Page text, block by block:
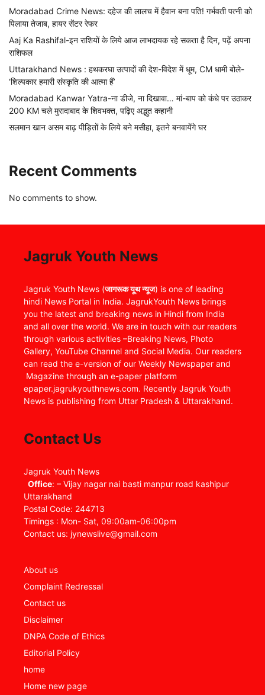
Moradabad Crime News: दहेज की लालच में हैवान बना पति! गर्भवती पत्नी को
पिलाया तेजाब, हायर सेंटर रेफर
Aaj Ka Rashifal-इन राशियों के लिये आज लाभदायक रहे सकता है दिन, पढ़ें अपना
राशिफल
Uttarakhand News : हथकरघा उत्पादों की देश-विदेश में धूम, CM धामी बोले-
‘शिल्पकार हमारी संस्कृति की आत्मा हैं’
Moradabad Kanwar Yatra-ना डीजे, ना दिखावा… मां-बाप को कंधे पर उठाकर
200 KM चले मुरादाबाद के शिवभक्त, पढ़िए अद्भुत कहानी
सलमान खान असम बाढ़ पीड़ितों के लिये बने मसीहा, इतने बनवायेंगे घर
Recent Comments
No comments to show.
Jagruk Youth News
Jagruk Youth News (जागरूक यूथ न्यूज) is one of leading
hindi News Portal in India. JagrukYouth News brings
you the latest and breaking news in Hindi from India
and all over the world. We are in touch with our readers
through various activities –Breaking News, Photo
Gallery, YouTube Channel and Social Media. Our readers
can read the e-version of our Weekly Newspaper and
Magazine through an e-paper platform
epaper.jagrukyouthnews.com. Recently Jagruk Youth
News is publishing from Uttar Pradesh & Uttarakhand.
Contact Us
Jagruk Youth News
Office: – Vijay nagar nai basti manpur road kashipur
Uttarakhand
Postal Code: 244713
Timings : Mon- Sat, 09:00am-06:00pm
Contact us: jynewslive@gmail.com
About us
Complaint Redressal
Contact us
Disclaimer
DNPA Code of Ethics
Editorial Policy
home
Home new page